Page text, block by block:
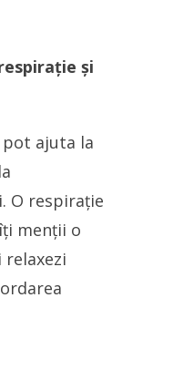
și
ajuta la
O respirație
menții o